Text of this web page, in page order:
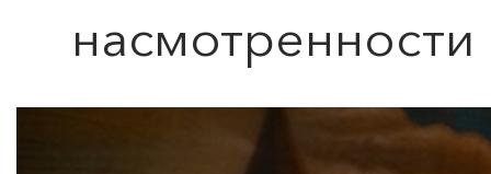
насмотренности